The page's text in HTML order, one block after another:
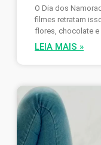
O Dia dos
filmes retratam
flores, chocolate e
LEIA MAIS »